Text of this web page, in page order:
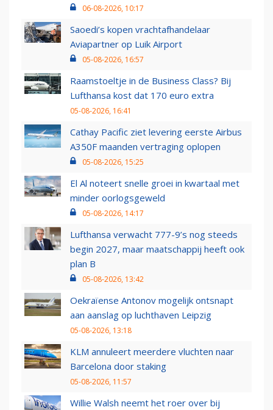
06-08-2026, 10:17
Saoedi’s kopen vrachtafhandelaar
Aviapartner op Luik Airport
05-08-2026, 16:57
Raamstoeltje in de Business Class? Bij
Lufthansa kost dat 170 euro extra
05-08-2026, 16:41
Cathay Pacific ziet levering eerste Airbus
A350F maanden vertraging oplopen
05-08-2026, 15:25
El Al noteert snelle groei in kwartaal met
minder oorlogsgeweld
05-08-2026, 14:17
Lufthansa verwacht 777-9’s nog steeds
begin 2027, maar maatschappij heeft ook
plan B
05-08-2026, 13:42
Oekraïense Antonov mogelijk ontsnapt
aan aanslag op luchthaven Leipzig
05-08-2026, 13:18
KLM annuleert meerdere vluchten naar
Barcelona door staking
05-08-2026, 11:57
Willie Walsh neemt het roer over bij